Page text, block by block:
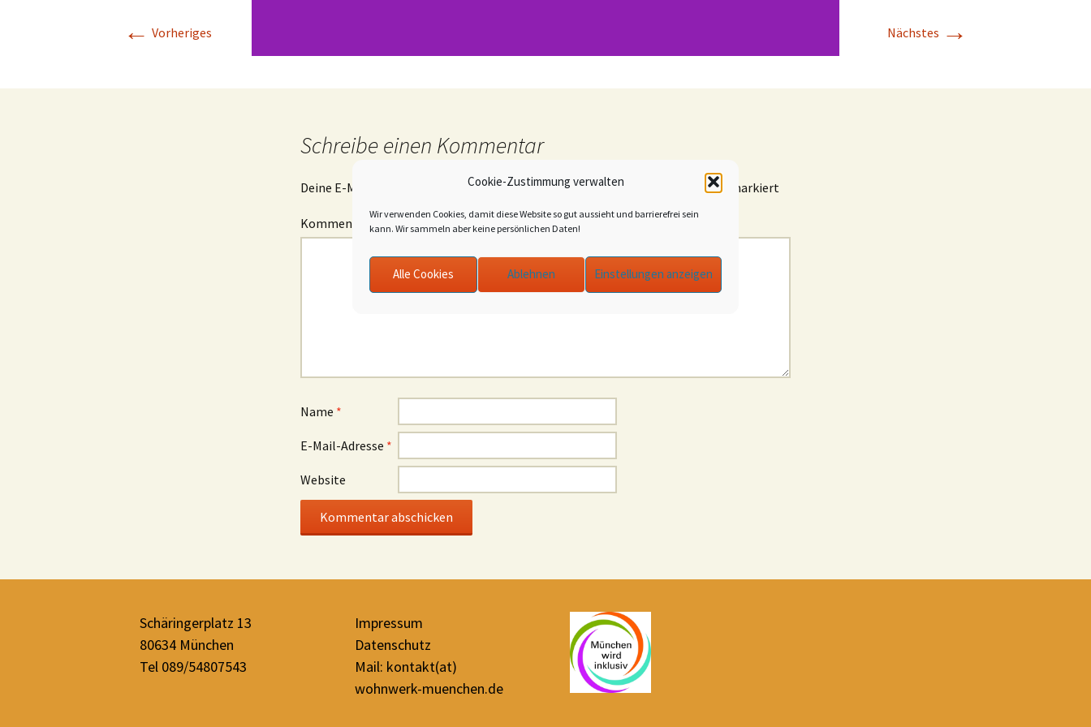
Cookie-Zustimmung verwalten
Wir verwenden Cookies, damit diese Website so gut aussieht und barrierefrei sein
kann. Wir sammeln aber keine persönlichen Daten!
Alle Cookies Ablehnen Einstellungen anzeigen
← Vorheriges Nächstes →
Schreibe einen Kommentar
Deine E-Mail-Adresse wird nicht veröffentlicht. Erforderliche Felder sind mit* markiert
Kommentar*
Name *
E-Mail-Adresse *
Website
Schäringerplatz 13
80634 München
Tel 089/54807543
Impressum
Datenschutz
Mail: kontakt(at)
wohnwerk-muenchen.de